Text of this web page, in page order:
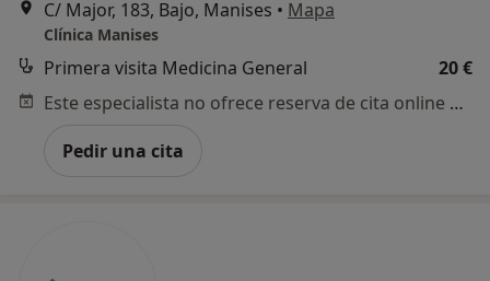
C/ Major, 183, Bajo, Manises • Mapa
Clínica Manises
Primera visita Medicina General
20 €
Este especialista no ofrece reserva de cita online en esta dirección.
Pedir una cita